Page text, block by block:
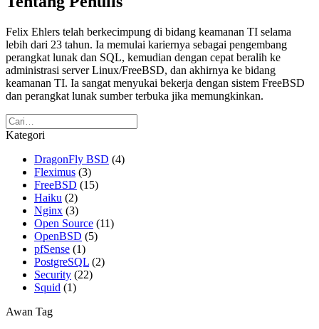
Felix Ehlers telah berkecimpung di bidang keamanan TI selama
lebih dari 23 tahun. Ia memulai kariernya sebagai pengembang
perangkat lunak dan SQL, kemudian dengan cepat beralih ke
administrasi server Linux/FreeBSD, dan akhirnya ke bidang
keamanan TI. Ia sangat menyukai bekerja dengan sistem FreeBSD
dan perangkat lunak sumber terbuka jika memungkinkan.
Kategori
DragonFly BSD (4)
Fleximus (3)
FreeBSD (15)
Haiku (2)
Nginx (3)
Open Source (11)
OpenBSD (5)
pfSense (1)
PostgreSQL (2)
Security (22)
Squid (1)
Awan Tag